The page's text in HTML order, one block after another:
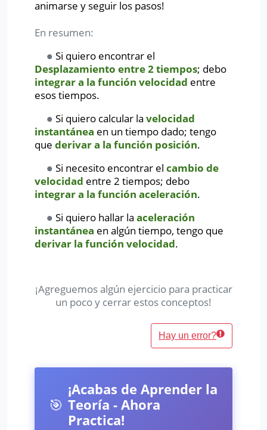
animarse y seguir los pasos!
En resumen:
∙
∙ Si quiero encontrar el
Desplazamiento entre 2 tiempos; debo
integrar a la función velocidad entre
esos tiempos.
∙
∙ Si quiero calcular lavelocidad
instantánea en un tiempo dado; tengo
que derivar a la función posición.
∙
∙ Si necesito encontrar elcambio de
velocidad entre 2 tiempos; debo
integrar a la función aceleración.
∙
∙ Si quiero hallar laaceleración
instantánea en algún tiempo, tengo que
derivar la función velocidad.
¡Agreguemos algún ejercicio para practicar
un poco y cerrar estos conceptos!
Hay un error?
🎯
¡Acabas de Aprender la
Teoría - Ahora
Practica!